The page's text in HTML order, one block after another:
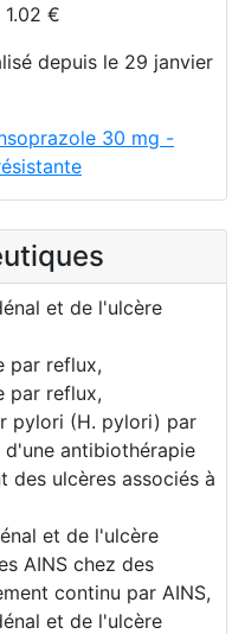
1.02 €
depuis le 29 janvier
30 mg -
et de l'ulcère
par reflux,
par reflux,
pylori (H. pylori) par
antibiothérapie
des ulcères associés à
et de l'ulcère
AINS chez des
continu par AINS,
et de l'ulcère